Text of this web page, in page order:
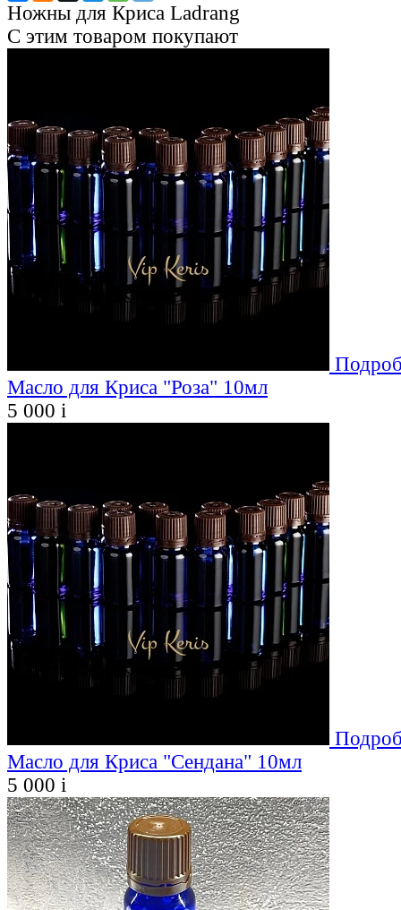
Ножны для Криса Ladrang
С этим товаром покупают
Масло для Криса "Роза" 10мл
5 000 i
Масло для Криса "Сендана" 10мл
5 000 i